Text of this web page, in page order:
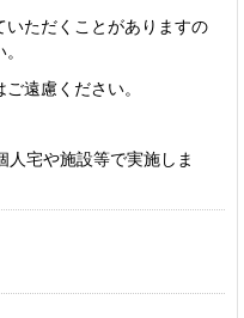
ただくことがありますの
遠慮ください。
人宅や施設等で実施しま